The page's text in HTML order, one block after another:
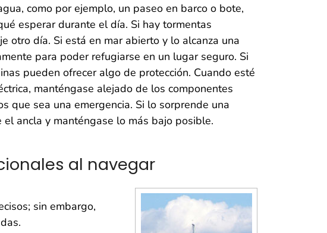
como por ejemplo, un paseo en barco o bote,
esperar durante el día. Si hay tormentas
otro día. Si está en mar abierto y lo alcanza una
para poder refugiarse en un lugar seguro. Si
pueden ofrecer algo de protección. Cuando esté
manténgase alejado de los componentes
que sea una emergencia. Si lo sorprende una
ancla y manténgase lo más bajo posible.
al navegar
sin embargo,